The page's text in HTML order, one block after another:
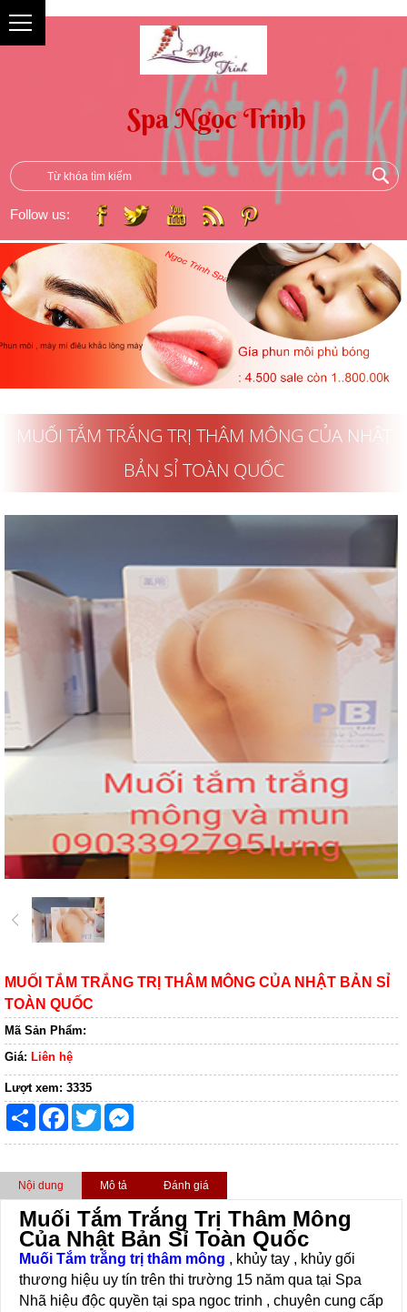
Follow us:
MUỐI TẮM TRẮNG TRỊ THÂM MÔNG CỦA NHẬT
BẢN SỈ TOÀN QUỐC
MUỐI TẮM TRẮNG TRỊ THÂM MÔNG CỦA NHẬT BẢN SỈ
TOÀN QUỐC
Mã Sản Phẩm:
Giá: Liên hệ
Lượt xem: 3335
Share Facebook
Twitter
Nội dung Mô tả Đánh giá
Muối Tắm Trắng Trị Thâm Mông
Của Nhật Bản Sỉ Toàn Quốc
Muối Tắm trắng trị thâm mông , khủy tay , khủy gối
thương hiệu uy tín trên thi trường 15 năm qua tại Spa
Nhã hiệu độc quyền tại spa ngoc trinh , chuyên cung cấp